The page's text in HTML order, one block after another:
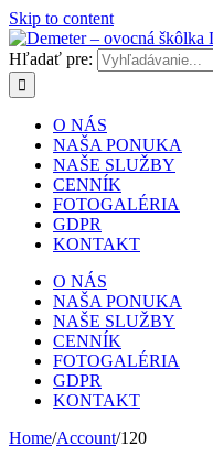
Skip to content
Hľadať pre:
O NÁS
NAŠA PONUKA
NAŠE SLUŽBY
CENNÍK
FOTOGALÉRIA
GDPR
KONTAKT
O NÁS
NAŠA PONUKA
NAŠE SLUŽBY
CENNÍK
FOTOGALÉRIA
GDPR
KONTAKT
Home/Account/120